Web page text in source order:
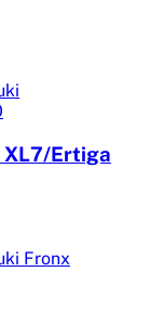
XL7/Ertiga